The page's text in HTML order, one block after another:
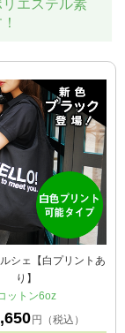
エステル素
シェ【白プリントあ
り】
ットン6oz
円（税込）